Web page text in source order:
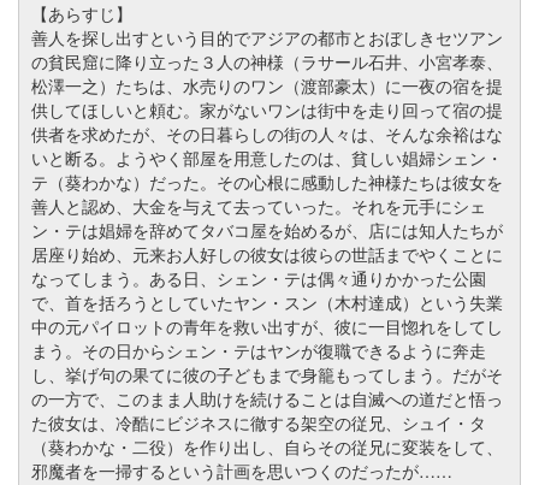
【あらすじ】
善人を探し出すという目的でアジアの都市とおぼしきセツアン
の貧民窟に降り立った３人の神様（ラサール石井、小宮孝泰、
松澤一之）たちは、水売りのワン（渡部豪太）に一夜の宿を提
供してほしいと頼む。家がないワンは街中を走り回って宿の提
供者を求めたが、その日暮らしの街の人々は、そんな余裕はな
いと断る。ようやく部屋を用意したのは、貧しい娼婦シェン・
テ（葵わかな）だった。その心根に感動した神様たちは彼女を
善人と認め、大金を与えて去っていった。それを元手にシェ
ン・テは娼婦を辞めてタバコ屋を始めるが、店には知人たちが
居座り始め、元来お人好しの彼女は彼らの世話までやくことに
なってしまう。ある日、シェン・テは偶々通りかかった公園
で、首を括ろうとしていたヤン・スン（木村達成）という失業
中の元パイロットの青年を救い出すが、彼に一目惚れをしてし
まう。その日からシェン・テはヤンが復職できるように奔走
し、挙げ句の果てに彼の子どもまで身籠もってしまう。だがそ
の一方で、このまま人助けを続けることは自滅への道だと悟っ
た彼女は、冷酷にビジネスに徹する架空の従兄、シュイ・タ
（葵わかな・二役）を作り出し、自らその従兄に変装をして、
邪魔者を一掃するという計画を思いつくのだったが……